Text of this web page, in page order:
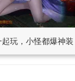
玩，小怪都爆神装